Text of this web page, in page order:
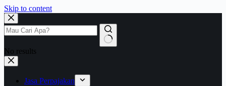
Skip to content
No results
Jasa Perpajakan